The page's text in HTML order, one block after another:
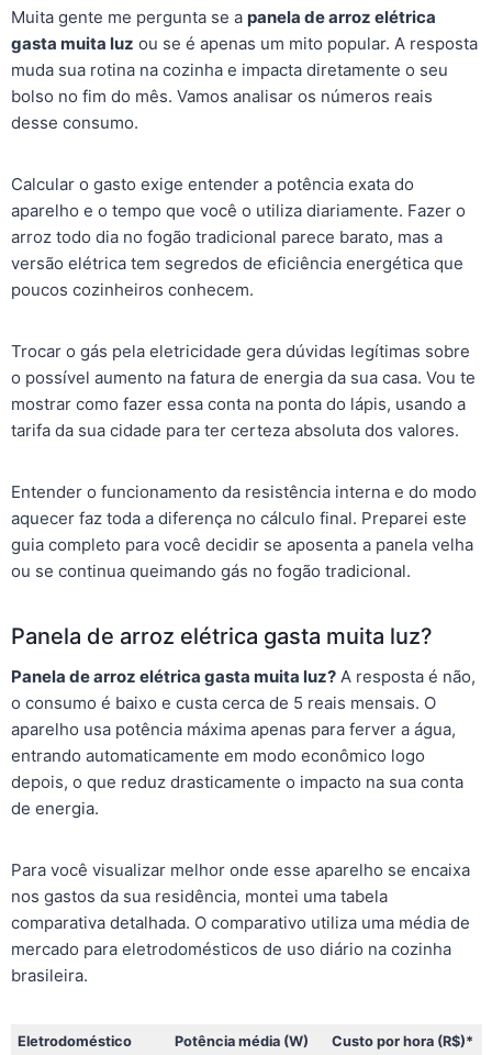
o
k
p
g
er
k
Muita gente me pergunta se a panela de arroz elétrica
gasta muita luz ou se é apenas um mito popular. A resposta
muda sua rotina na cozinha e impacta diretamente o seu
bolso no fim do mês. Vamos analisar os números reais
desse consumo.
Calcular o gasto exige entender a potência exata do
aparelho e o tempo que você o utiliza diariamente. Fazer o
arroz todo dia no fogão tradicional parece barato, mas a
versão elétrica tem segredos de eficiência energética que
poucos cozinheiros conhecem.
Trocar o gás pela eletricidade gera dúvidas legítimas sobre
o possível aumento na fatura de energia da sua casa. Vou te
mostrar como fazer essa conta na ponta do lápis, usando a
tarifa da sua cidade para ter certeza absoluta dos valores.
Entender o funcionamento da resistência interna e do modo
aquecer faz toda a diferença no cálculo final. Preparei este
guia completo para você decidir se aposenta a panela velha
ou se continua queimando gás no fogão tradicional.
Panela de arroz elétrica gasta muita luz?
Panela de arroz elétrica gasta muita luz?A resposta é não,
o consumo é baixo e custa cerca de 5 reais mensais. O
aparelho usa potência máxima apenas para ferver a água,
entrando automaticamente em modo econômico logo
depois, o que reduz drasticamente o impacto na sua conta
de energia.
Para você visualizar melhor onde esse aparelho se encaixa
nos gastos da sua residência, montei uma tabela
comparativa detalhada. O comparativo utiliza uma média de
mercado para eletrodomésticos de uso diário na cozinha
brasileira.
Eletrodoméstico Potência média (W) Custo por hora (R$)*